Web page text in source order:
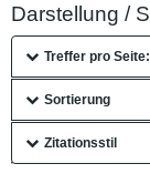
Darstellung /
Treffer pro
Sortierung
Zitationsstil